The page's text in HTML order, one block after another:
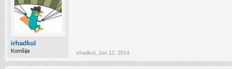
irhadkul
Komšija irhadkul Jun 12, 2014